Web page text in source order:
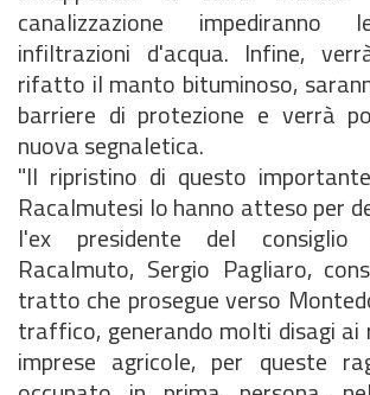
canalizzazione impediranno
infiltrazioni d'acqua. Infine,
rifatto il manto bituminoso,
barriere di protezione e verrà
nuova segnaletica.
"Il ripristino di questo
Racalmutesi lo hanno atteso per
l'ex presidente del consiglio
Racalmuto, Sergio Pagliaro,
tratto che prosegue verso
traffico, generando molti disagi ai
imprese agricole, per queste